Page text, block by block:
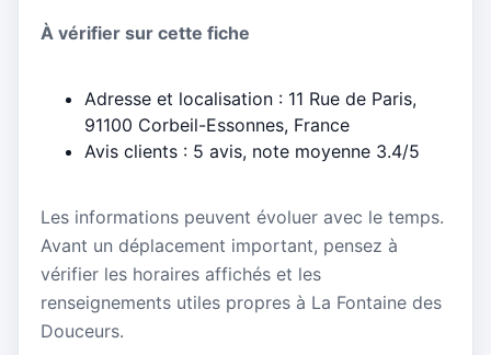
À vérifier sur cette fiche
Adresse et localisation : 11 Rue de Paris,
91100 Corbeil-Essonnes, France
Avis clients : 5 avis, note moyenne 3.4/5
Les informations peuvent évoluer avec le temps.
Avant un déplacement important, pensez à
vérifier les horaires affichés et les
renseignements utiles propres à La Fontaine des
Douceurs.